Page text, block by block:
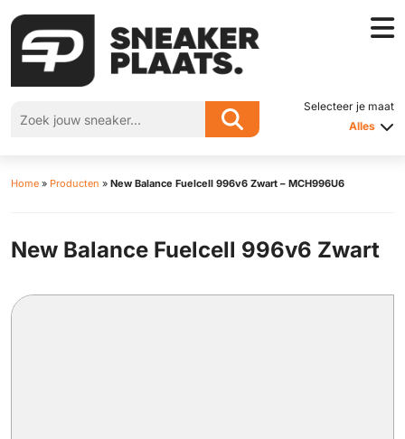
Selecteer je maat
Alles
Home » Producten » New Balance Fuelcell 996v6 Zwart – MCH996U6
New Balance Fuelcell 996v6 Zwart